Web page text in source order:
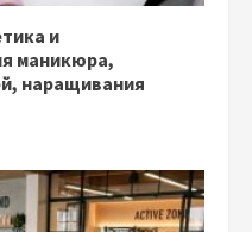
и
маникюра,
наращивания